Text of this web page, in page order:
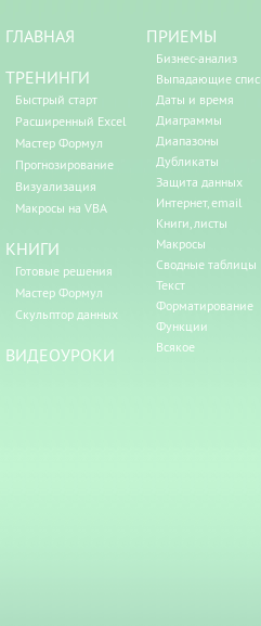
ГЛАВНАЯ
ТРЕНИНГИ
Быстрый старт
Расширенный Excel
Мастер Формул
Прогнозирование
Визуализация
Макросы на VBA
КНИГИ
Готовые решения
Мастер Формул
Скульптор данных
ВИДЕОУРОКИ
ПРИЕМЫ
Бизнес-анализ
Выпадающие
Даты и время
Диаграммы
Диапазоны
Дубликаты
Защита данных
Интернет, email
Книги, листы
Макросы
Сводные таблицы
Текст
Форматирование
Функции
Всякое